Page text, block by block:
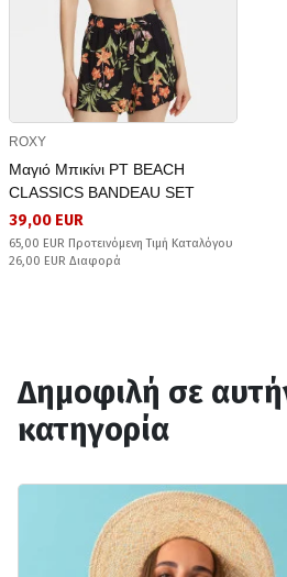
ROXY
Μαγιό Μπικίνι PT BEACH
CLASSICS BANDEAU SET
39,00 EUR
65,00 EUR Προτεινόμενη Τιμή Καταλόγου
26,00 EUR Διαφορά
Δημοφιλή σε
κατηγορία